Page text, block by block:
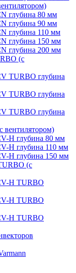
глубина 80 мм
глубина 90 мм
глубина 110 мм
глубина 150 мм
глубина 200 мм
(c
TURBO глубина
TURBO глубина
TURBO глубина
H глубина 80 мм
H глубина 110 мм
H глубина 150 мм
(c
H TURBO
H TURBO
H TURBO